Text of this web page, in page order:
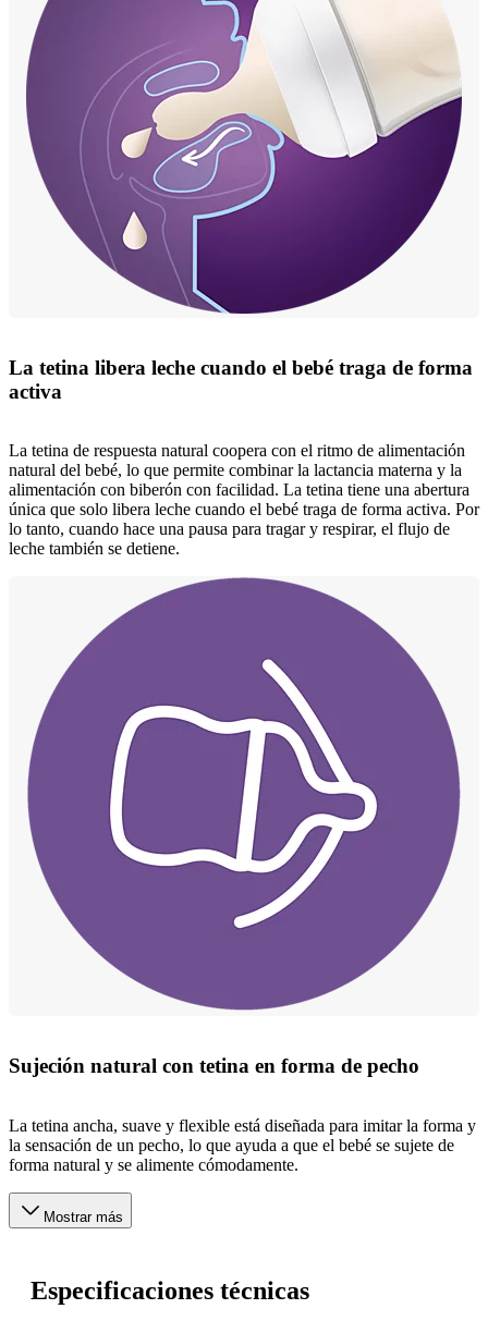
La tetina libera leche cuando el bebé traga de forma
activa
La tetina de respuesta natural coopera con el ritmo de alimentación
natural del bebé, lo que permite combinar la lactancia materna y la
alimentación con biberón con facilidad. La tetina tiene una abertura
única que solo libera leche cuando el bebé traga de forma activa. Por
lo tanto, cuando hace una pausa para tragar y respirar, el flujo de
leche también se detiene.
Sujeción natural con tetina en forma de pecho
La tetina ancha, suave y flexible está diseñada para imitar la forma y
la sensación de un pecho, lo que ayuda a que el bebé se sujete de
forma natural y se alimente cómodamente.
Mostrar más
Especificaciones técnicas